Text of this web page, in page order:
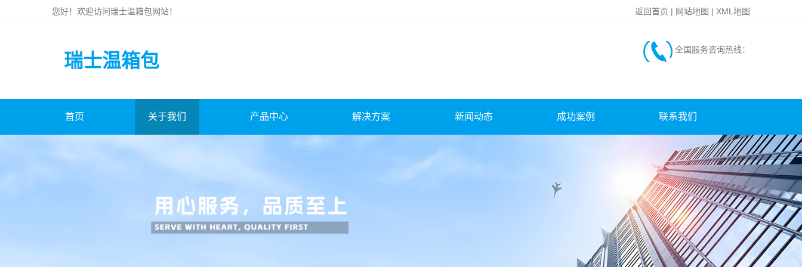
您好！欢迎访问瑞士温箱包网站！ 返回首页 | 网站地图 | XML地图
瑞士温箱包
全国服务咨询热线：
首页 关于我们 产品中心 解决方案 新闻动态 成功案例 联系我们